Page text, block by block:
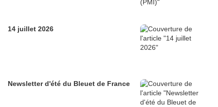
14 juillet 2026
Newsletter d'été du Bleuet de France